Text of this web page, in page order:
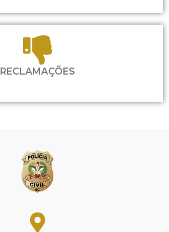
RECLAMAÇÕES